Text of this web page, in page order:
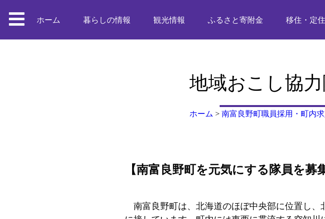
ホーム 暮らしの情報 観光情報 ふるさと寄附金 移住・定
地域おこし協
ホーム > 南富良野町職員採用・町内
【南富良野町を元気にする隊員を募
南富良野町は、北海道のほぼ中央部に位置し、